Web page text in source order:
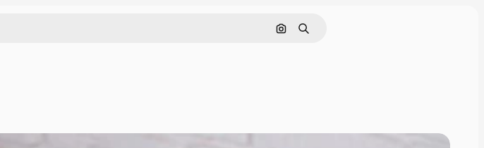
Pesquisar por imagem
Buscar